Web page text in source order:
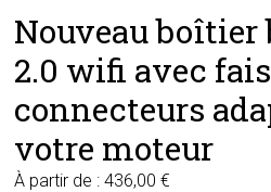
Nouveau
2.0 wifi avec
connecteurs
votre moteur
À partir de :436,00€